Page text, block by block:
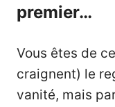
premier…
Vous êtes de
craignent) le
vanité, mais